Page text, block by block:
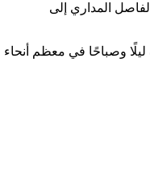
المداري إلى
وصباحًا في معظم أنحاء